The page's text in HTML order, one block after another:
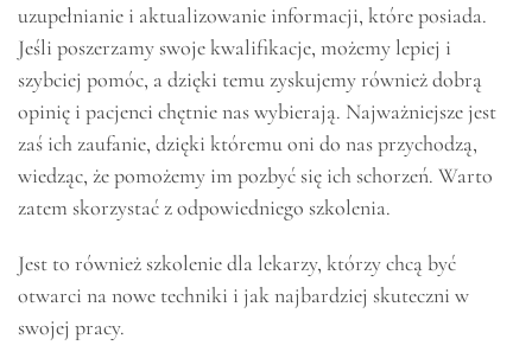
uzupełnianie i aktualizowanie informacji, które posiada.
Jeśli poszerzamy swoje kwalifikacje, możemy lepiej i
szybciej pomóc, a dzięki temu zyskujemy również dobrą
opinię i pacjenci chętnie nas wybierają. Najważniejsze jest
zaś ich zaufanie, dzięki któremu oni do nas przychodzą,
wiedząc, że pomożemy im pozbyć się ich schorzeń. Warto
zatem skorzystać z odpowiedniego szkolenia.
Jest to również szkolenie dla lekarzy, którzy chcą być
otwarci na nowe techniki i jak najbardziej skuteczni w
swojej pracy.